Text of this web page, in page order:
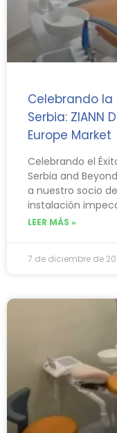
Celebrando
Serbia: ZIANN
Europe Market
Celebrando el
Serbia and
a nuestro socio
instalación
LEER MÁS »
7 de diciembre de